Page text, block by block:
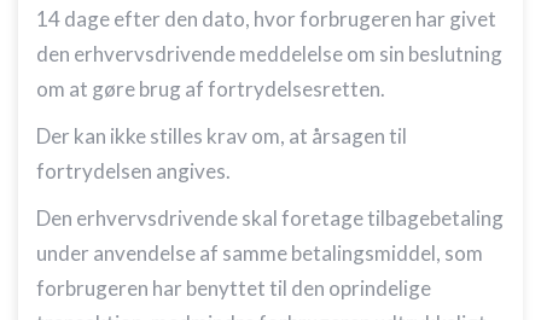
14 dage efter den dato, hvor forbrugeren har givet
den erhvervsdrivende meddelelse om sin beslutning
om at gøre brug af fortrydelsesretten.
Der kan ikke stilles krav om, at årsagen til
fortrydelsen angives.
Den erhvervsdrivende skal foretage tilbagebetaling
under anvendelse af samme betalingsmiddel, som
forbrugeren har benyttet til den oprindelige